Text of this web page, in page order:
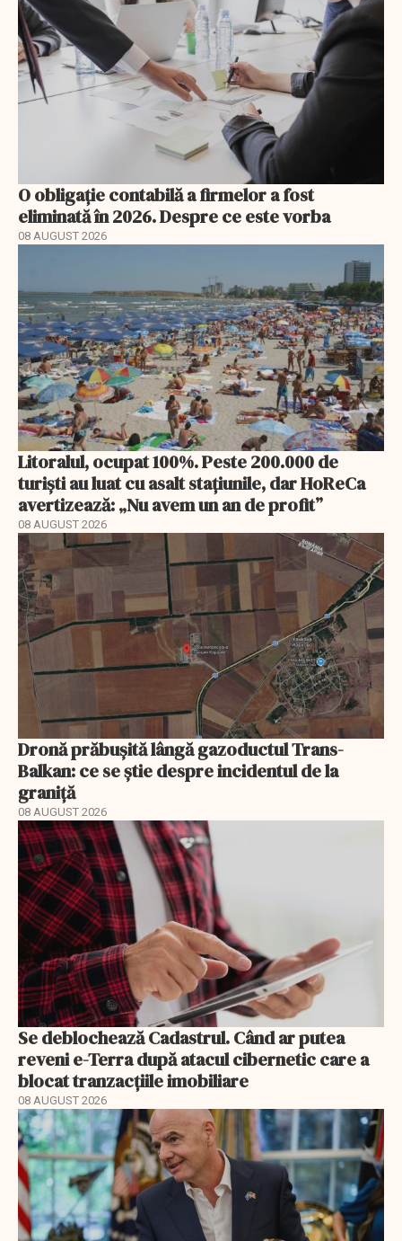
O obligație contabilă a firmelor a fost
eliminată în 2026. Despre ce este vorba
08 AUGUST 2026
Litoralul, ocupat 100%. Peste 200.000 de
turiști au luat cu asalt stațiunile, dar HoReCa
avertizează: „Nu avem un an de profit”
08 AUGUST 2026
Dronă prăbușită lângă gazoductul Trans-
Balkan: ce se știe despre incidentul de la
graniță
08 AUGUST 2026
Se deblochează Cadastrul. Când ar putea
reveni e-Terra după atacul cibernetic care a
blocat tranzacțiile imobiliare
08 AUGUST 2026